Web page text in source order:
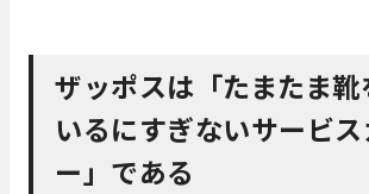
ザッポスは「たまたま靴
いるにすぎないサービ
ー」である